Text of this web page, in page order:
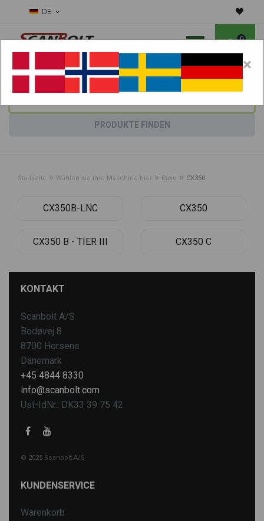
DE
0
Benötigen Sie Hilfe bei Verschleißteilen?Maschine wählen:
PRODUKTE FINDEN
Startseite » Wählen sie ihre Maschine hier » Case » CX350
CX350B-LNC CX350
CX350 B - TIER III CX350 C
KONTAKT
Scanbolt A/S
Bodøvej 8
8700 Horsens
Dänemark
+45 4844 8330
info@scanbolt.com
Ust-IdNr.: DK33 39 75 42
© 2025 Scanbolt A/S
KUNDENSERVICE
Warenkorb
×